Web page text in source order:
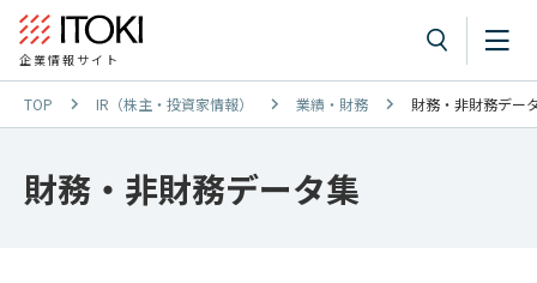
企業情報サイト
TOP IR（株主・投資家情報） 業績・財務 財務・非財務デー
財務・非財務データ集